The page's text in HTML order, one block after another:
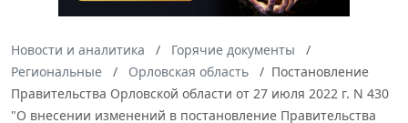
Новости и аналитика
Горячие документы
Региональные
Орловская область
Постановление
Правительства Орловской области от 27 июля 2022 г. N 430
"О внесении изменений в постановление Правительства